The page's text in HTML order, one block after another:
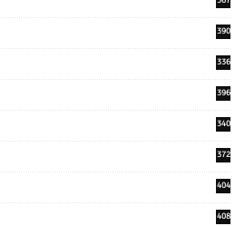
390
336
396
340
372
404
408